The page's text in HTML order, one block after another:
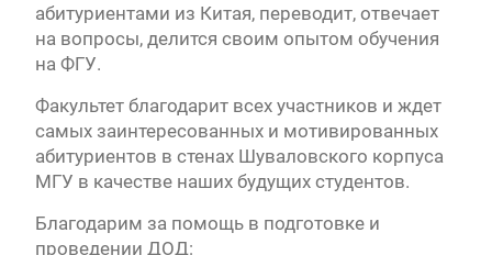
абитуриентами из Китая, переводит, отвечает
на вопросы, делится своим опытом обучения
на ФГУ.
Факультет благодарит всех участников и ждет
самых заинтересованных и мотивированных
абитуриентов в стенах Шуваловского корпуса
МГУ в качестве наших будущих студентов.
Благодарим за помощь в подготовке и
проведении ДОД: